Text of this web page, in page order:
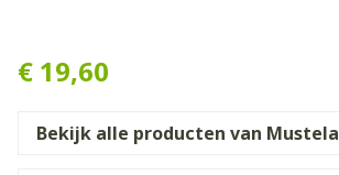
€ 19,60
Bekijk alle producten van Mustela